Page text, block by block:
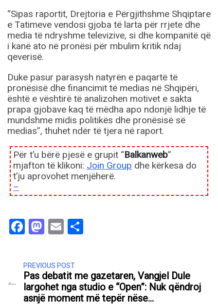
“Sipas raportit, Drejtoria e Përgjithshme Shqiptare
e Tatimeve vendosi gjoba të larta për rrjete dhe
media të ndryshme televizive, si dhe kompanitë që
i kanë ato në pronësi për mbulim kritik ndaj
qeverisë.
Duke pasur parasysh natyrën e paqartë të
pronësisë dhe financimit të medias në Shqipëri,
është e vështirë të analizohen motivet e sakta
prapa gjobave kaq të mëdha apo ndonjë lidhje të
mundshme midis politikës dhe pronësisë së
medias”, thuhet ndër të tjera në raport.
Për t’u bërë pjesë e grupit “Balkanweb”
mjafton të klikoni: Join Group dhe kërkesa do
t’ju aprovohet menjëherë.
–
Facebook
Mastodon
Email
PREVIOUS POST
Pas debatit me gazetaren, Vangjel Dule
largohet nga studio e “Open”: Nuk qëndroj
asnjë moment më tepër nëse…